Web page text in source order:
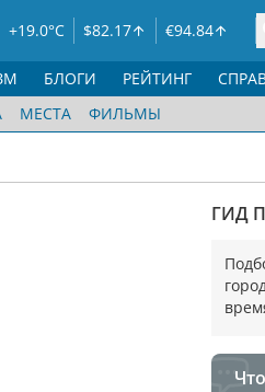
+19.0°C $82.17 €94.84
МЕСТА ФИЛЬМЫ
БЛОГИ РЕЙТИНГ
ГИД